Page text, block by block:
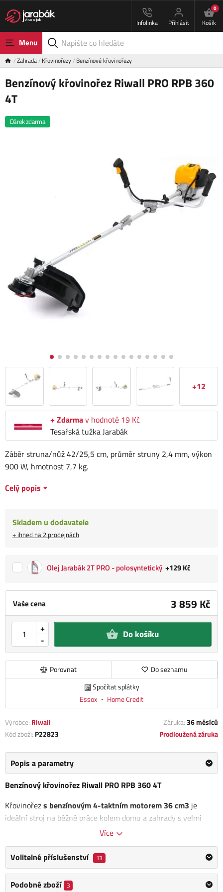
Infolinka Přihlásit
0
Košík
Menu
Zahrada Křovinořezy Benzínové křovinořezy
Benzínový křovinořez Riwall PRO RPB 360
4T
Dárek zdarma
+12
+ Zdarmav hodnotě 19 Kč
Tesařská tužka Jarabák
Vaše cena 3 859 Kč
-
+ Do košíku
Porovnat
Do seznamu
Spočítat splátky
Essox ・ Home Credit
Záběr struna/nůž 42/25,5 cm, průměr struny 2,4 mm, výkon
900 W, hmotnost 7,7 kg.
Celý popis
Skladem u dodavatele
+ ihned na 2 prodejnách
Olej Jarabák 2T PRO - polosyntetický +129 Kč
Výrobce: Riwall Záruka:36 měsíců
Kód zboží: P22823 Prodloužená záruka
Popis a parametry
Benzínový křovinořez Riwall PRO RPB 360 4T
Křovinořezs benzínovým 4-taktním motorem 36 cm3 je
ideální stroj na běžné práce kolem domu a zahrady s velmi
jednoduchou obsluhou. Moderní čtyřtaktní motor znamenající
Struna: 2x2,4 mm
Žací nůž: 3 zuby
Typ rukojeti: bike
Více
Volitelné příslušenství 13
Podobné zboží 3